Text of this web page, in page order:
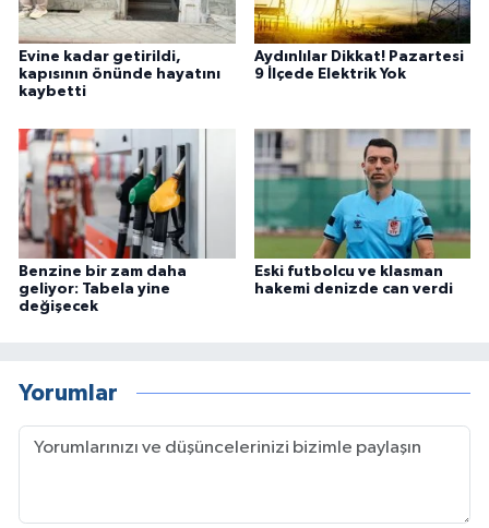
Evine kadar getirildi,
kapısının önünde hayatını
kaybetti
Aydınlılar Dikkat! Pazartesi
9 İlçede Elektrik Yok
Benzine bir zam daha
geliyor: Tabela yine
değişecek
Eski futbolcu ve klasman
hakemi denizde can verdi
Yorumlar